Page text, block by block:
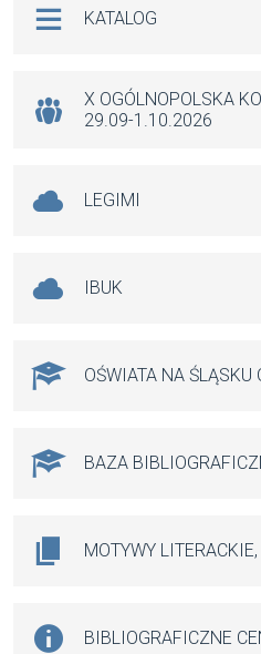
KATALOG
X OGÓLNOPOLSKA
29.09-1.10.2026
LEGIMI
IBUK
OŚWIATA NA
BAZA
MOTYWY
BIBLIOGRAFICZNE